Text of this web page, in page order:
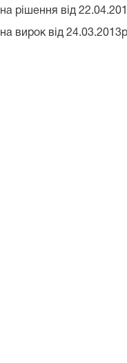
на рішення від
на вирок від 24.03.2013р